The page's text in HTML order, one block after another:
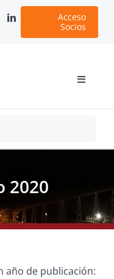
Acceso
Socios
Toggle
en Chile
Digitales
2020
año de publicación: